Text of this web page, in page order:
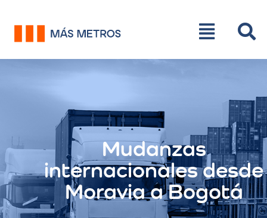
Mudanzas
internacionales desde
Moravia a Bogotá